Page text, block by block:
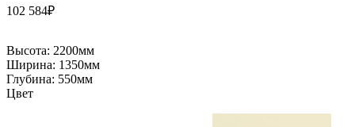
102 584₽
Высота: 2200мм
Ширина: 1350мм
Глубина: 550мм
Цвет